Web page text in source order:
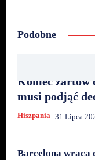
Podobne
Koniec
musi podjąć
Hiszpania 31 Lipca
Barcelona wraca